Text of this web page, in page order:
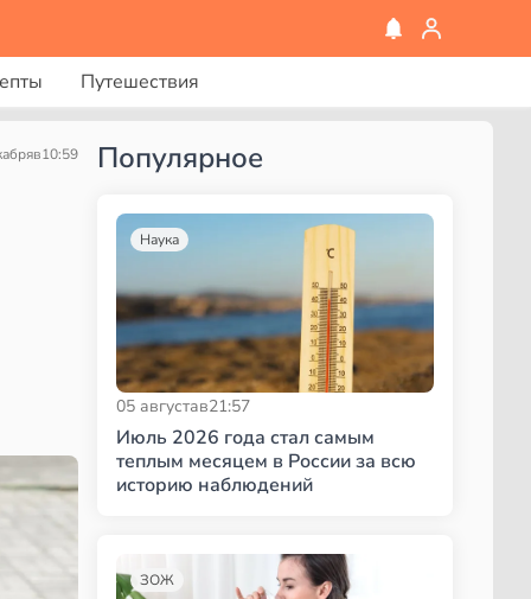
Путешествия
в10:59 Популярное
Наука
05 августав21:57
Июль 2026 года стал самым
теплым месяцем в России за всю
историю наблюдений
ЗОЖ